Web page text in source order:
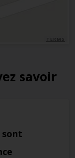
savoir
sont